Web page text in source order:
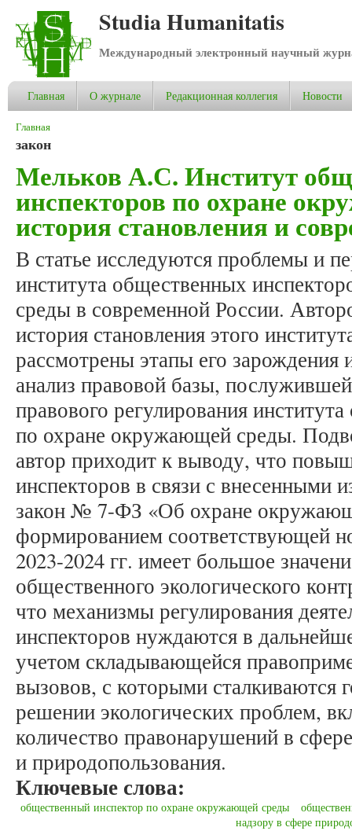
Studia Humanitatis
Международный электронный научный
Главная О журнале Редакционная коллегия Новости
Вы здесь
Главная
закон
Мельков А.С. Институт
инспекторов по охране
история становления и
В статье исследуются проблемы и
института общественных
среды в современной России.
история становления этого
рассмотрены этапы его
анализ правовой базы,
правового регулирования
по охране окружающей среды.
автор приходит к выводу, что
инспекторов в связи с внесенными
закон № 7-ФЗ «Об охране
формированием соответствующей
2023-2024 гг. имеет большое
общественного экологического
что механизмы регулирования
инспекторов нуждаются в
учетом складывающейся
вызовов, с которыми сталкиваются
решении экологических проблем,
количество правонарушений в
и природопользования.
Ключевые слова:
общественный инспектор по охране окружающей среды
надзору в сфере